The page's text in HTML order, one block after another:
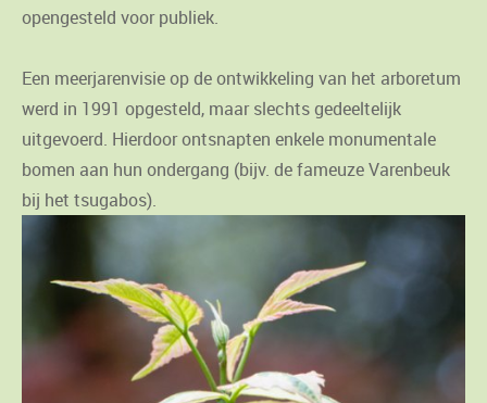
opengesteld voor publiek.
Een meerjarenvisie op de ontwikkeling van het arboretum
werd in 1991 opgesteld, maar slechts gedeeltelijk
uitgevoerd. Hierdoor ontsnapten enkele monumentale
bomen aan hun ondergang (bijv. de fameuze Varenbeuk
bij het tsugabos).